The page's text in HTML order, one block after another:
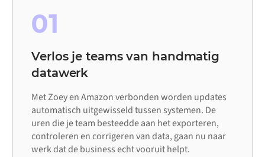
01
Verlos je teams van handmatig
datawerk
Met Zoey en Amazon verbonden worden updates
automatisch uitgewisseld tussen systemen. De
uren die je team besteedde aan het exporteren,
controleren en corrigeren van data, gaan nu naar
werk dat de business echt vooruit helpt.